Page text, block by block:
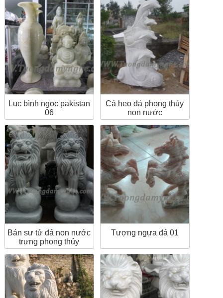
Lục bình ngọc pakistan
06
Cá heo đá phong thủy
non nước
Bán sư tử đá non nước
trưng phong thủy
Tượng ngựa đá 01